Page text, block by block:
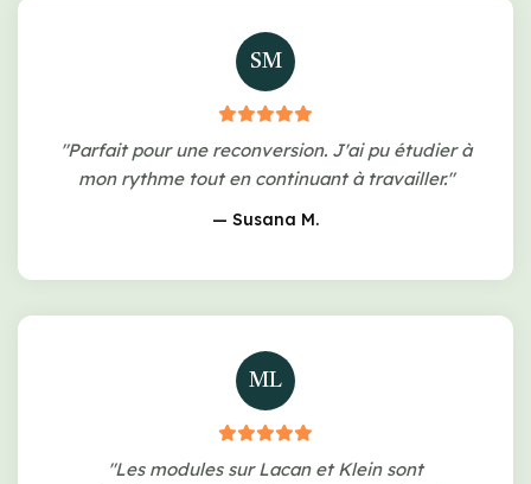
SM
"Parfait pour une reconversion. J'ai pu étudier à
mon rythme tout en continuant à travailler."
— Susana M.
ML
"Les modules sur Lacan et Klein sont